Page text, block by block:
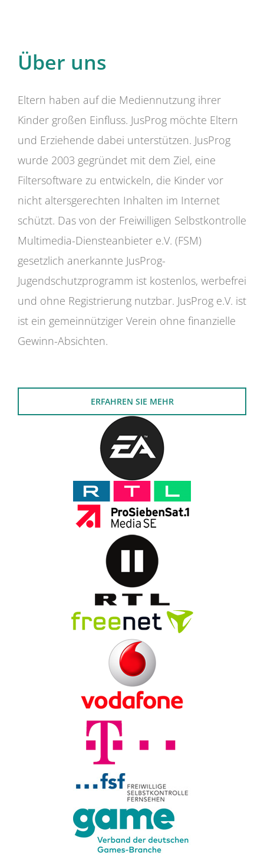
Über uns
Eltern haben auf die Mediennutzung ihrer
Kinder großen Einfluss. JusProg möchte Eltern
und Erziehende dabei unterstützen. JusProg
wurde 2003 gegründet mit dem Ziel, eine
Filtersoftware zu entwickeln, die Kinder vor
nicht altersgerechten Inhalten im Internet
schützt. Das von der Freiwilligen Selbstkontrolle
Multimedia-Diensteanbieter e.V. (FSM)
gesetzlich anerkannte JusProg-
Jugendschutzprogramm ist kostenlos, werbefrei
und ohne Registrierung nutzbar. JusProg e.V. ist
ist ein gemeinnütziger Verein ohne finanzielle
Gewinn-Absichten.
ERFAHREN SIE MEHR